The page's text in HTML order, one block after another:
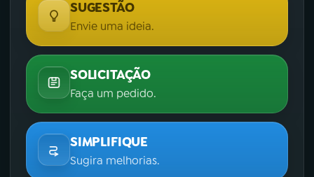
SUGESTÃO
Envie uma ideia.
SOLICITAÇÃO
Faça um pedido.
SIMPLIFIQUE
Sugira melhorias.